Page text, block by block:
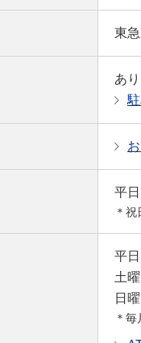
東
あり
平日
＊
平日
土曜
日
＊